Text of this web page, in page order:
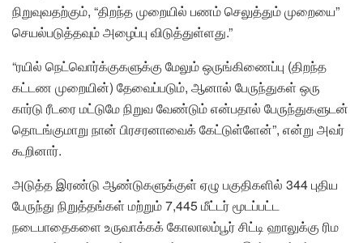
நிறுவுவதற்கும், “திறந்த முறையில் பணம் செலுத்தும் முறையை”
செயல்படுத்தவும் அழைப்பு விடுத்துள்ளது.”
“ரயில் நெட்வொர்க்குகளுக்கு மேலும் ஒருங்கிணைப்பு (திறந்த
கட்டண முறையின்) தேவைப்படும், ஆனால் பேருந்துகள் ஒரு
கார்டு ரீடரை மட்டுமே நிறுவ வேண்டும் என்பதால் பேருந்துகளுடன்
தொடங்குமாறு நான் பிரசரனாவைக் கேட்டுள்ளேன்”, என்று அவர்
கூறினார்.
அடுத்த இரண்டு ஆண்டுகளுக்குள் ஏழு பகுதிகளில் 344 புதிய
பேருந்து நிறுத்தங்கள் மற்றும் 7,445 மீட்டர் மூடப்பட்ட
நடைபாதைகளை உருவாக்கக் கோலாலம்பூர் சிட்டி ஹாலுக்கு ரிம